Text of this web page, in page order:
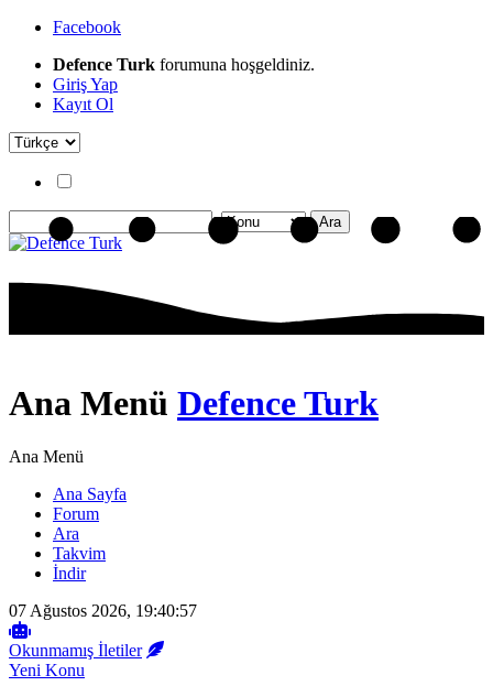
Facebook
Defence Turk forumuna hoşgeldiniz.
Giriş Yap
Kayıt Ol
Ana Menü Defence Turk
Ana Menü
Ana Sayfa
Forum
Ara
Takvim
İndir
07 Ağustos 2026, 19:40:57
Okunmamış İletiler
Yeni Konu